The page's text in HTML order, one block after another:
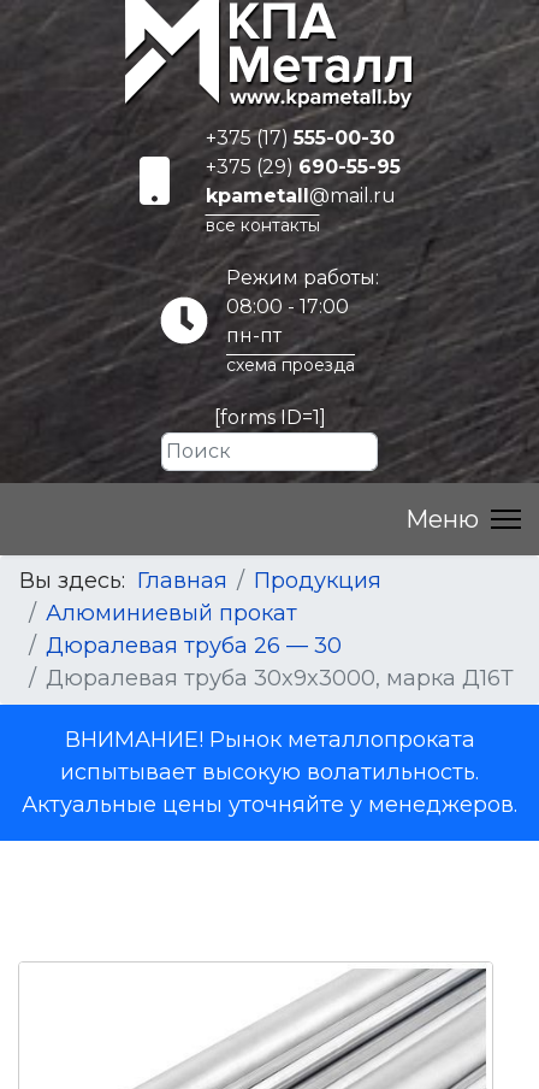
+375 (17)555-00-30
+375 (29) 690-55-95
kpametall@mail.ru
все контакты
Режим работы:
08:00 - 17:00
пн-пт
схема проезда
[forms ID=1]
Вы здесь: Главная
Продукция
Алюминиевый прокат
Дюралевая труба 26 — 30
Дюралевая труба 30x9x3000, марка Д16Т
ВНИМАНИЕ! Рынок металлопроката
испытывает высокую волатильность.
Актуальные цены уточняйте у менеджеров.